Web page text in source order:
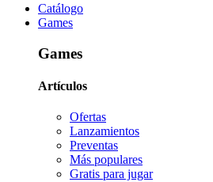
Catálogo
Games
Games
Artículos
Ofertas
Lanzamientos
Preventas
Más populares
Gratis para jugar